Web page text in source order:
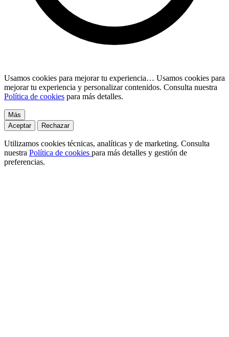
Usamos cookies para mejorar tu experiencia… Usamos cookies para
mejorar tu experiencia y personalizar contenidos. Consulta nuestra
Política de cookies para más detalles.
Más
Aceptar
Rechazar
Utilizamos cookies técnicas, analíticas y de marketing. Consulta
nuestra Política de cookies para más detalles y gestión de
preferencias.